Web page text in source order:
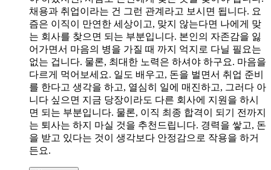
채용과 취업이라는 건 그런 관계라고 보시면 됩니다. 요
즘은 이직이 만연한 세상이고, 맞지 않는다면 나에게 맞
는 회사를 찾으면 되는 부분입니다. 본인의 자존감을 잃
어가면서 마음의 병을 가질 때 까지 억지로 다닐 필요는
없는 겁니다. 물론, 최대한 노력은 하셔야 하구요. 마음을
다르게 먹어보세요. 일도 배우고, 돈을 벌면서 취업 준비
를 한다고 생각을 하고, 열심히 일에 매진하고, 그러다 아
니다 싶으면 지금 당장이라도 다른 회사에 지원을 하시
면 되는 부분입니다. 물론, 이직 최종 합격이 되기 전까지
는 퇴사는 하지 마실 것을 추천드립니다. 경력을 쌓고, 돈
을 받고 있다는 것이 생각보다 안정감으로 작용을 하거
든요.